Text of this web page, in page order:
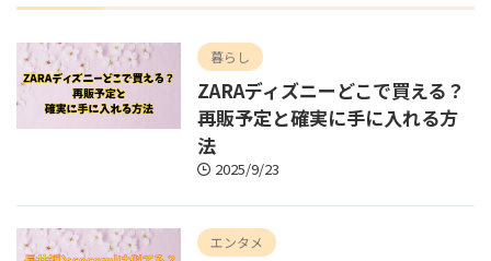
暮らし
ZARAディズニーどこで買える？
再販予定と確実に手に入れる方
法
2025/9/23
エンタメ